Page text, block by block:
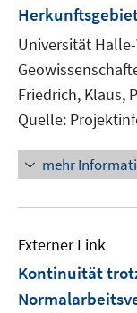
Universität
Friedrich, Klaus,
Quelle:
mehr
Externer Link
Kontinuität